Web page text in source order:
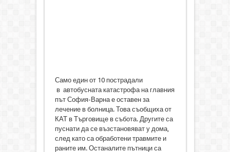
Само един от 10 пострадали
в автобусната катастрофа на главния
път София-Варна е оставен за
лечение в болница. Това съобщиха от
КАТ в Търговище в събота. Другите са
пуснати да се възстановяват у дома,
след като са обработени травмите и
раните им. Останалите пътници са